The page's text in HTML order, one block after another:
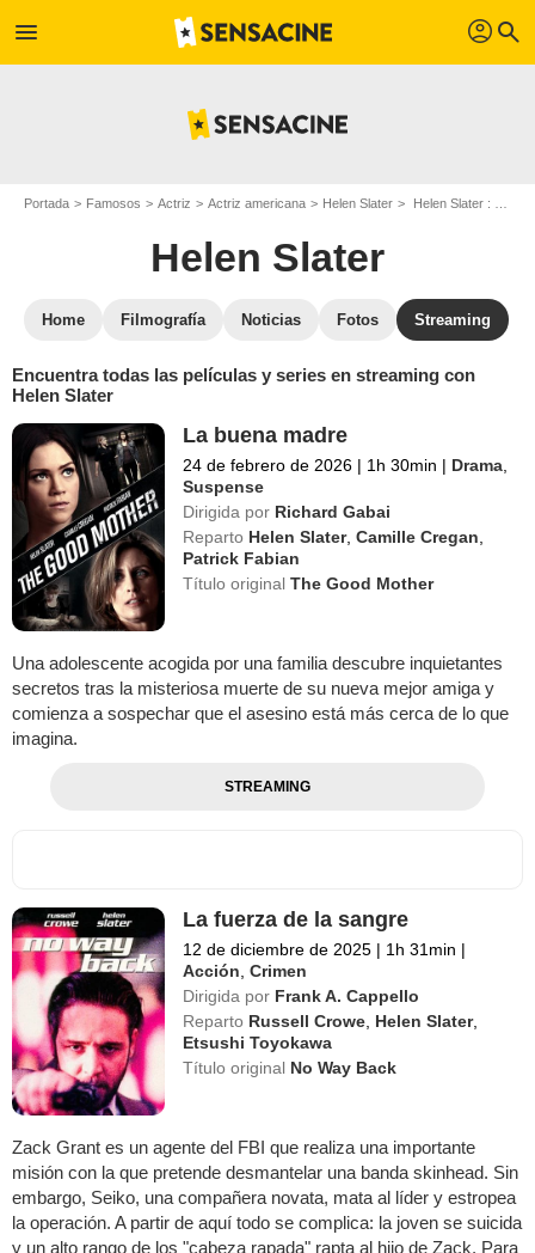
menu profil search
Portada Famosos Actriz Actriz americana Helen Slater Helen Slater : películas y series online
Helen Slater
Home Filmografía Noticias Fotos Streaming
Encuentra todas las películas y series en streaming con
Helen Slater
La buena madre
24 de febrero de 2026 | 1h 30min | Drama
Suspense
Dirigida por Richard Gabai
Reparto Helen Slater,Camille Cregan
Patrick Fabian
Título originalThe Good Mother
Una adolescente acogida por una familia descubre inquietantes
secretos tras la misteriosa muerte de su nueva mejor amiga y
comienza a sospechar que el asesino está más cerca de lo que
imagina.
STREAMING
La fuerza de la sangre
12 de diciembre de 2025 | 1h 31min |
Acción ,Crimen
Dirigida por Frank A. Cappello
Reparto Russell Crowe Helen Slater,
Etsushi Toyokawa
Título original No Way Back
Zack Grant es un agente del FBI que realiza una importante
misión con la que pretende desmantelar una banda skinhead. Sin
embargo, Seiko, una compañera novata, mata al líder y estropea
la operación. A partir de aquí todo se complica: la joven se suicida
y un alto rango de los "cabeza rapada" rapta al hijo de Zack. Para